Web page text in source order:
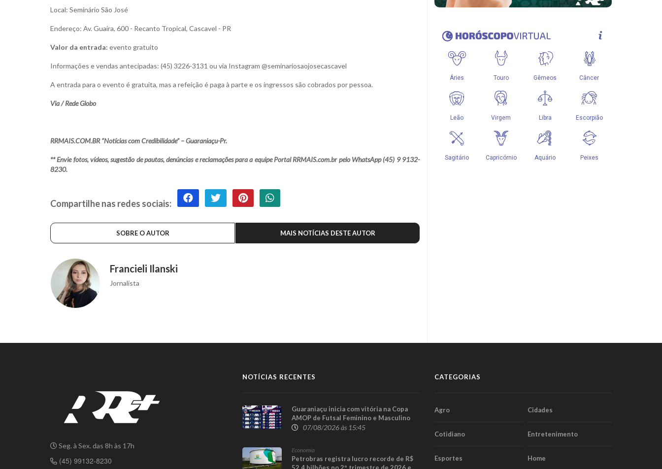
Local: Seminário São José
Endereço: Av. Guaíra, 600 - Recanto Tropical, Cascavel - PR
Valor da entrada: evento gratuito
Informações e vendas antecipadas: (45) 3226-3131 ou via Instagram @seminariosaojosecascavel
A entrada para o evento é gratuita, mas a refeição é paga à parte e os ingressos são cobrados por pessoa.
Via / Rede Globo
RRMAIS.COM.BR “Notícias com Credibilidade” – Guaraniaçu-Pr.
** Envie fotos, vídeos, sugestão de pautas, denúncias e reclamações para a equipe Portal RRMAIS.com.br pelo WhatsApp (45) 9 9132-
8230.
Compartilhe nas redes sociais:
SOBRE O AUTOR MAIS NOTÍCIAS DESTE AUTOR
Francieli Ilanski
Jornalista
Seg. à Sex. das 8h às 17h
(45) 99132-8230
NOTÍCIAS RECENTES
Guaraniaçu inicia com vitória na Copa
AMOP de Futsal Feminino e Masculino
07/08/2026 às 15:45
Economia
Petrobras registra lucro recorde de R$
CATEGORIAS
Agro Cidades
Cotidiano Entretenimento
Esportes Home